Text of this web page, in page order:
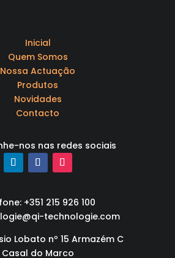
Inicial
Quem Somos
Nossa Actuação
Produtos
Novidades
Contacto
nos nas redes sociais
+351 215 926 100
technologie.com
Lobato nº 15 Armazém C
Casal do Marco